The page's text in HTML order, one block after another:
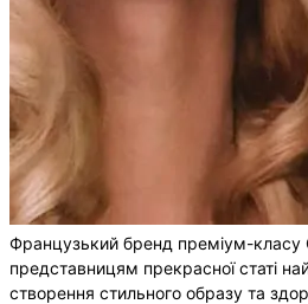
Французький бренд преміум-класу
представницям прекрасної статі
створення стильного образу та